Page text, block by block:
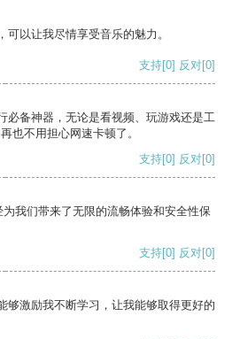
以让我尽情享受音乐的魅力。
支持[0] 反对[0]
必备神器，无论是看视频、玩游戏还是工
也不用担心网速卡顿了。
支持[0] 反对[0]
我们带来了无限的流畅体验和安全性保
支持[0] 反对[0]
够激励我不断学习，让我能够取得更好的